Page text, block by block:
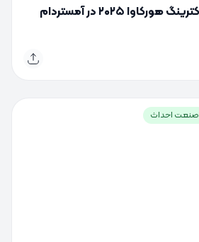
نمایشگاه بین‌المللی کترینگ هورکاوا ۲۰۲۵ در آمستردام
صنعت احداث